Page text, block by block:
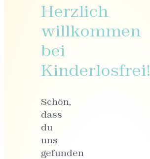
Herzlich
willkommen
bei
Kinderlosfrei!
Schön,
dass
du
uns
gefunden